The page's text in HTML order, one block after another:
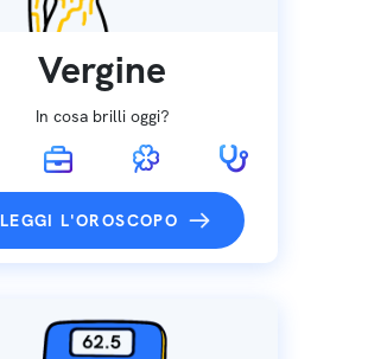
Vergine
In cosa brilli oggi?
LEGGI L'OROSCOPO